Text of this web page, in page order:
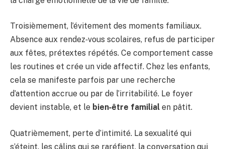
Troisièmement, l’évitement des moments familiaux.
Absence aux rendez‑vous scolaires, refus de participer
aux fêtes, prétextes répétés. Ce comportement casse
les routines et crée un vide affectif. Chez les enfants,
cela se manifeste parfois par une recherche
d’attention accrue ou par de l’irritabilité. Le foyer
devient instable, et le bien‑être familial en pâtit.
Quatrièmement, perte d’intimité. La sexualité qui
s’éteint, les câlins qui se raréfient, la conversation qui